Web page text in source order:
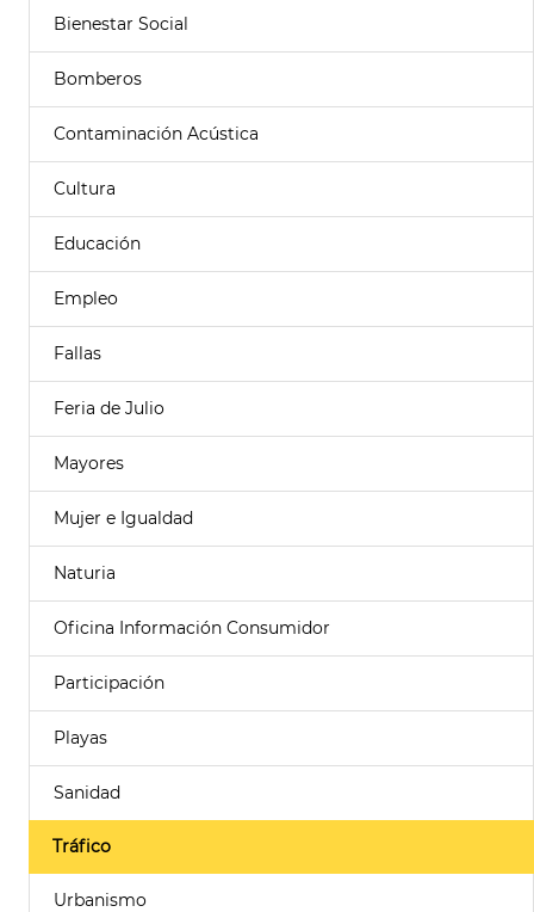
Bienestar Social
Bomberos
Contaminación Acústica
Cultura
Educación
Empleo
Fallas
Feria de Julio
Mayores
Mujer e Igualdad
Naturia
Oficina Información Consumidor
Participación
Playas
Sanidad
Tráfico
Urbanismo